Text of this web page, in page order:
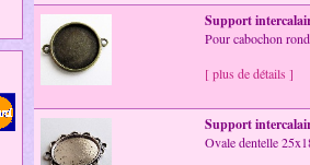
Support
Pour cabochon
[ plus de détails ]
Support
Ovale dentelle